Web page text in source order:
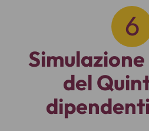
del